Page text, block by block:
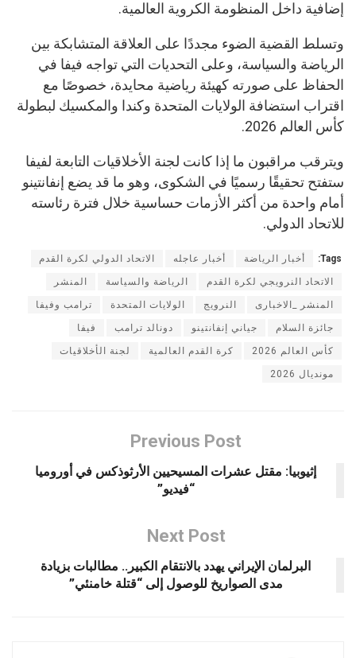
إضافية داخل المنظومة الكروية العالمية.
وتسلط القضية الضوء مجددًا على العلاقة المتشابكة بين
الرياضة والسياسة، وعلى التحديات التي تواجه فيفا في
الحفاظ على صورته كهيئة رياضية محايدة، خصوصًا مع
اقتراب استضافة الولايات المتحدة وكندا والمكسيك لبطولة
كأس العالم 2026.
ويترقب مراقبون ما إذا كانت لجنة الأخلاقيات التابعة لفيفا
ستفتح تحقيقًا رسميًا في الشكوى، وهو ما قد يضع إنفانتينو
أمام واحدة من أكثر الأزمات حساسية خلال فترة رئاسته
للاتحاد الدولي.
Tags: أخبار الرياضة أخبار عاجله الاتحاد الدولي لكرة القدم
الاتحاد النرويجي لكرة القدم الرياضة والسياسة المنشر
المنشر _الاخبارى النرويج الولايات المتحدة ترامب وفيفا
جائزة السلام جياني إنفانتينو دونالد ترامب فيفا
كأس العالم 2026 كرة القدم العالمية لجنة الأخلاقيات
مونديال 2026
Previous Post
إثيوبيا: مقتل عشرات المسيحيين الأرثوذكس في أوروميا
“فيديو”
Next Post
البرلمان الإيراني يهدد بالانتقام الكبير.. مطالبات بزيادة
مدى الصواريخ للوصول إلى “قتلة خامنئي”